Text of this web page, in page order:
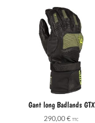
Gant long Badlands GTX
290,00€ TTC